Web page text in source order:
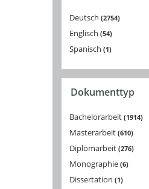
Deutsch 2754
Englisch 54
Spanisch 1
Dokumenttyp
Bachelorarbeit 1914
Masterarbeit 610
Diplomarbeit 276
Monographie 6
Dissertation 1